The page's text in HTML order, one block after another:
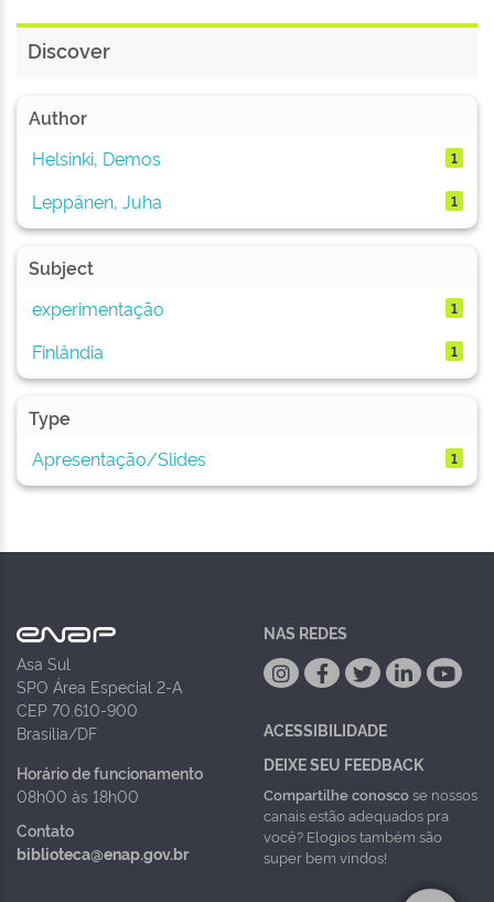
Discover
Author
Helsinki, Demos
1
Leppänen, Juha 1
Subject
experimentação
1
Finlândia 1
Type
Apresentação/Slides
1
Asa Sul
SPO Área Especial 2-A
CEP 70.610-900
Brasília/DF
Horário de funcionamento
08h00 às 18h00
Contato
biblioteca@enap.gov.br
NAS REDES
ACESSIBILIDADE
DEIXE SEU FEEDBACK
Compartilhe conoscose nossos
canais estão adequados pra
você? Elogios também são
super bem vindos!